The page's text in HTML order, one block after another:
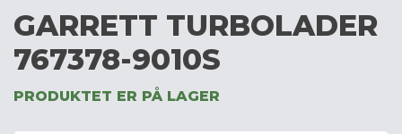
GARRETT TURBOLADER
767378-9010S
PRODUKTET ER PÅ LAGER